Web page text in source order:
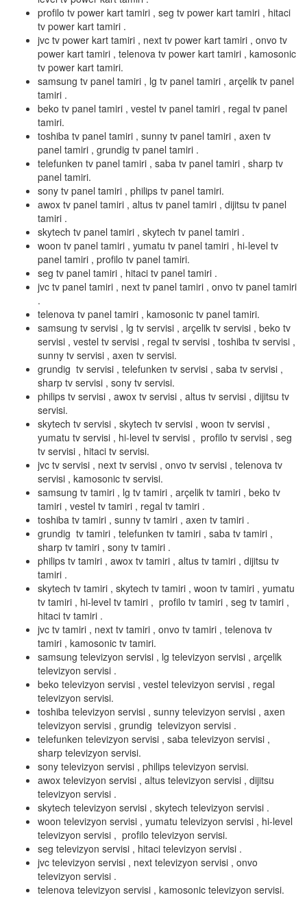
profilo tv power kart tamiri , seg tv power kart tamiri , hitaci
tv power kart tamiri .
jvc tv power kart tamiri , next tv power kart tamiri , onvo tv
power kart tamiri , telenova tv power kart tamiri , kamosonic
tv power kart tamiri.
samsung tv panel tamiri , lg tv panel tamiri , arçelik tv panel
tamiri .
beko tv panel tamiri , vestel tv panel tamiri , regal tv panel
tamiri.
toshiba tv panel tamiri , sunny tv panel tamiri , axen tv
panel tamiri , grundig tv panel tamiri .
telefunken tv panel tamiri , saba tv panel tamiri , sharp tv
panel tamiri.
sony tv panel tamiri , philips tv panel tamiri.
awox tv panel tamiri , altus tv panel tamiri , dijitsu tv panel
tamiri .
skytech tv panel tamiri , skytech tv panel tamiri .
woon tv panel tamiri , yumatu tv panel tamiri , hi-level tv
panel tamiri , profilo tv panel tamiri.
seg tv panel tamiri , hitaci tv panel tamiri .
jvc tv panel tamiri , next tv panel tamiri , onvo tv panel tamiri
.
telenova tv panel tamiri , kamosonic tv panel tamiri.
samsung tv servisi , lg tv servisi , arçelik tv servisi , beko tv
servisi , vestel tv servisi , regal tv servisi , toshiba tv servisi ,
sunny tv servisi , axen tv servisi.
grundig tv servisi , telefunken tv servisi , saba tv servisi ,
sharp tv servisi , sony tv servisi.
philips tv servisi , awox tv servisi , altus tv servisi , dijitsu tv
servisi.
skytech tv servisi , skytech tv servisi , woon tv servisi ,
yumatu tv servisi , hi-level tv servisi , profilo tv servisi , seg
tv servisi , hitaci tv servisi.
jvc tv servisi , next tv servisi , onvo tv servisi , telenova tv
servisi , kamosonic tv servisi.
samsung tv tamiri , lg tv tamiri , arçelik tv tamiri , beko tv
tamiri , vestel tv tamiri , regal tv tamiri .
toshiba tv tamiri , sunny tv tamiri , axen tv tamiri .
grundig tv tamiri , telefunken tv tamiri , saba tv tamiri ,
sharp tv tamiri , sony tv tamiri .
philips tv tamiri , awox tv tamiri , altus tv tamiri , dijitsu tv
tamiri .
skytech tv tamiri , skytech tv tamiri , woon tv tamiri , yumatu
tv tamiri , hi-level tv tamiri , profilo tv tamiri , seg tv tamiri ,
hitaci tv tamiri .
jvc tv tamiri , next tv tamiri , onvo tv tamiri , telenova tv
tamiri , kamosonic tv tamiri.
samsung televizyon servisi , lg televizyon servisi , arçelik
televizyon servisi .
beko televizyon servisi , vestel televizyon servisi , regal
televizyon servisi.
toshiba televizyon servisi , sunny televizyon servisi , axen
televizyon servisi , grundig televizyon servisi .
telefunken televizyon servisi , saba televizyon servisi ,
sharp televizyon servisi.
sony televizyon servisi , philips televizyon servisi.
awox televizyon servisi , altus televizyon servisi , dijitsu
televizyon servisi .
skytech televizyon servisi , skytech televizyon servisi .
woon televizyon servisi , yumatu televizyon servisi , hi-level
televizyon servisi , profilo televizyon servisi.
seg televizyon servisi , hitaci televizyon servisi .
jvc televizyon servisi , next televizyon servisi , onvo
televizyon servisi .
telenova televizyon servisi , kamosonic televizyon servisi.